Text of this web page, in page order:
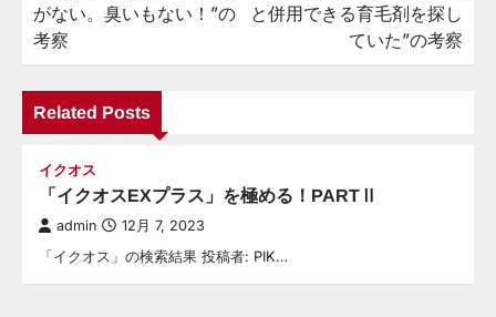
ゲ
ー
シ
ョ
ン
がない。臭いもない！”の
考察
と併用できる育毛剤を探し
ていた”の考察
Related Posts
イクオス
「イクオスEXプラス」を極める！PARTⅡ
admin 12月 7, 2023
「イクオス」の検索結果 投稿者: PIK…